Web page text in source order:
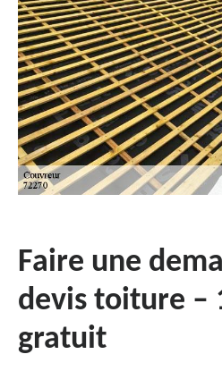
Faire une
devis toiture –
gratuit